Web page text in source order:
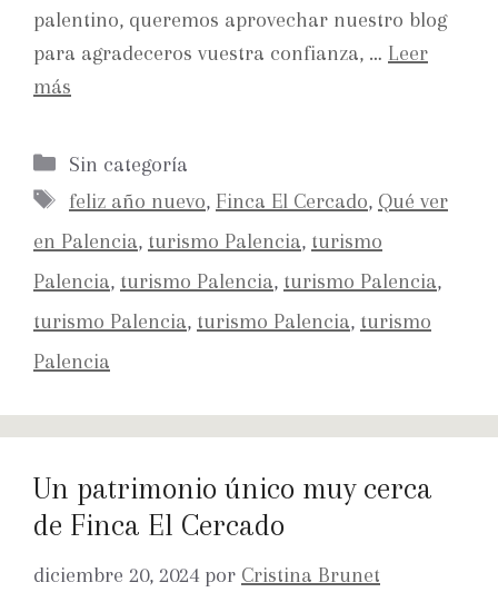
palentino, queremos aprovechar nuestro blog
para agradeceros vuestra confianza, … Leer
más
Sin categoría
feliz año nuevo, Finca El Cercado, Qué ver
en Palencia, turismo Palencia, turismo
Palencia, turismo Palencia, turismo Palencia,
turismo Palencia, turismo Palencia, turismo
Palencia
Un patrimonio único muy cerca
de Finca El Cercado
diciembre 20, 2024 por Cristina Brunet